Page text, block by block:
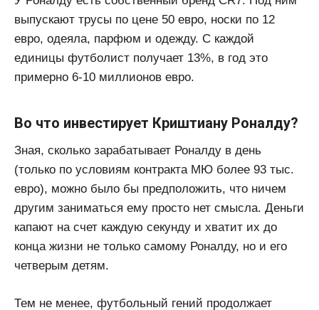
выпускают трусы по цене 50 евро, носки по 12
евро, одеяла, парфюм и одежду. С каждой
единицы футболист получает 13%, в год это
примерно 6-10 миллионов евро.
Во что инвестирует Криштиану Роналду?
Зная, сколько зарабатывает Роналду в день
(только по условиям контракта МЮ более 93 тыс.
евро), можно было бы предположить, что ничем
другим заниматься ему просто нет смысла. Деньги
капают на счет каждую секунду и хватит их до
конца жизни не только самому Роналду, но и его
четверым детям.
Тем не менее, футбольный гений продолжает